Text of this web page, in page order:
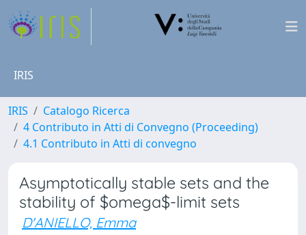
IRIS
IRIS
Catalogo Ricerca
4 Contributo in Atti di Convegno (Proceeding)
4.1 Contributo in Atti di convegno
Asymptotically stable sets and the
stability of $omega$-limit sets
D'ANIELLO, Emma